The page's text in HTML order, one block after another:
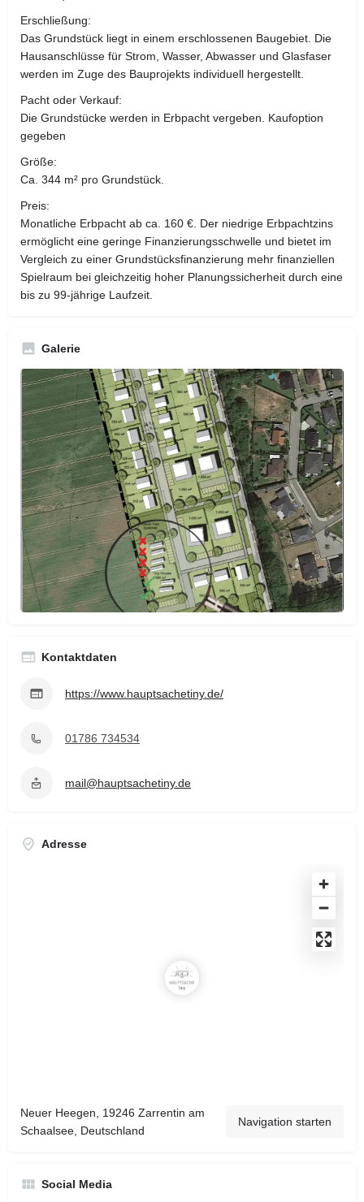
Erschließung:
Das Grundstück liegt in einem erschlossenen Baugebiet. Die
Hausanschlüsse für Strom, Wasser, Abwasser und Glasfaser
werden im Zuge des Bauprojekts individuell hergestellt.
Pacht oder Verkauf:
Die Grundstücke werden in Erbpacht vergeben. Kaufoption
gegeben
Größe:
Ca. 344 m² pro Grundstück.
Preis:
Monatliche Erbpacht ab ca. 160 €. Der niedrige Erbpachtzins
ermöglicht eine geringe Finanzierungsschwelle und bietet im
Vergleich zu einer Grundstücksfinanzierung mehr finanziellen
Spielraum bei gleichzeitig hoher Planungssicherheit durch eine
bis zu 99-jährige Laufzeit.
Galerie
Kontaktdaten
https://www.hauptsachetiny.de/
01786 734534
mail@hauptsachetiny.de
Adresse
Neuer Heegen, 19246 Zarrentin am
Schaalsee, Deutschland
Navigation starten
Social Media